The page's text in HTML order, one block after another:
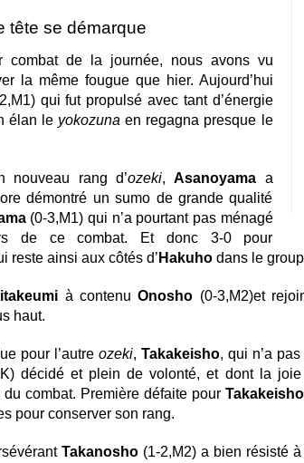
tête se démarque
combat de la journée, nous avons vu
la même fougue que hier. Aujourd’hui
qui fut propulsé avec tant d’énergie
élan le yokozuna en regagna presque le
nouveau rang d’ozeki,Asanoyama a
démontré un sumo de grande qualité
(0-3,M1) qui n’a pourtant pas ménagé
de ce combat. Et donc 3-0 pour
reste ainsi aux côtés d’ Hakuhodans le
à contenuOnosho (0-3,M2)et
haut.
pour l’autre ozeki, Takakeisho, qui n’a
décidé et plein de volonté, et dont la
du combat. Première défaite pour Takakeisho
pour conserver son rang.
Takanosho (1-2,M2) a bien résisté à